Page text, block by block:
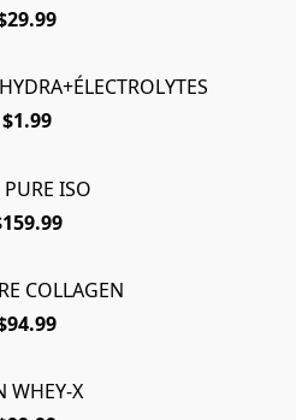
$1.99
ISO
COLLAGEN
WHEY-X